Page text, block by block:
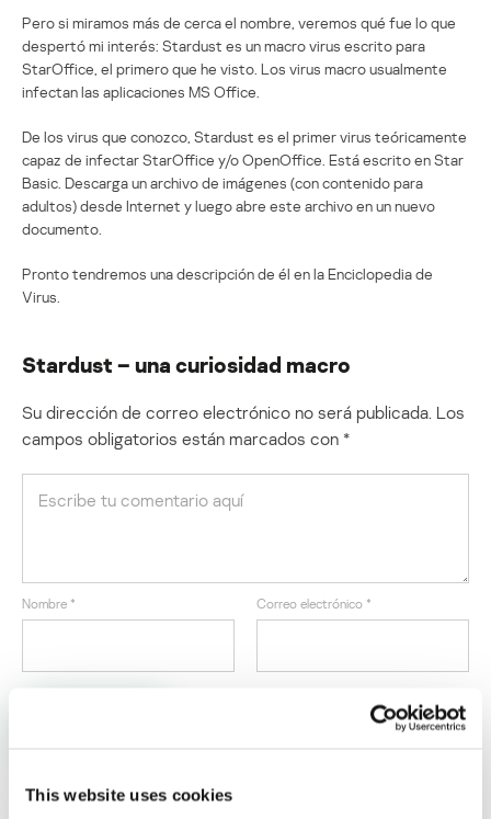
This website uses cookies
Pero si miramos más de cerca el nombre, veremos qué fue lo que
despertó mi interés: Stardust es un macro virus escrito para
StarOffice, el primero que he visto. Los virus macro usualmente
infectan las aplicaciones MS Office.
De los virus que conozco, Stardust es el primer virus teóricamente
capaz de infectar StarOffice y/o OpenOffice. Está escrito en Star
Basic. Descarga un archivo de imágenes (con contenido para
adultos) desde Internet y luego abre este archivo en un nuevo
documento.
Pronto tendremos una descripción de él en la Enciclopedia de
Virus.
Stardust – una curiosidad macro
Su dirección de correo electrónico no será publicada. Los
campos obligatorios están marcados con *
Nombre * Correo electrónico *